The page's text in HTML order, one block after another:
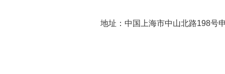
地址：中国上海市中山北路198号